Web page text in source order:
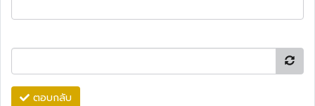
ตอบกลับ